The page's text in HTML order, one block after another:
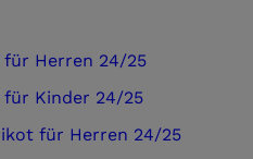
Herren 24/25
Kinder 24/25
für Herren 24/25